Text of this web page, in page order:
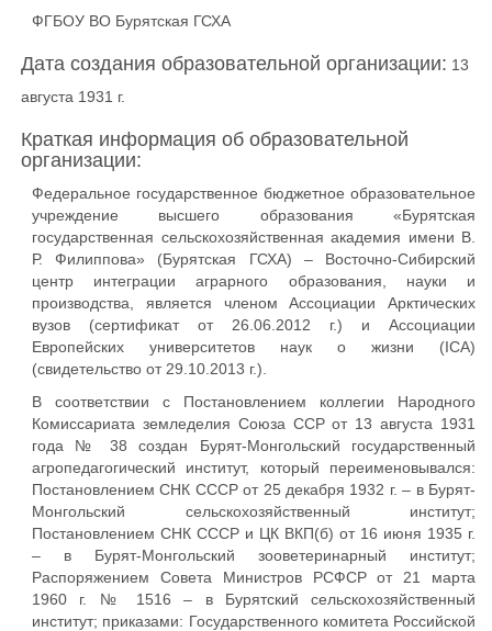
ФГБОУ ВО Бурятская ГСХА
Дата создания образовательной организации: 13
августа 1931 г.
Краткая информация об образовательной
организации:
Федеральное государственное бюджетное образовательное
учреждение высшего образования «Бурятская
государственная сельскохозяйственная академия имени В.
Р. Филиппова» (Бурятская ГСХА) – Восточно-Сибирский
центр интеграции аграрного образования, науки и
производства, является членом Ассоциации Арктических
вузов (сертификат от 26.06.2012 г.) и Ассоциации
Европейских университетов наук о жизни (ICA)
(свидетельство от 29.10.2013 г.).
В соответствии с Постановлением коллегии Народного
Комиссариата земледелия Союза ССР от 13 августа 1931
года № 38 создан Бурят-Монгольский государственный
агропедагогический институт, который переименовывался:
Постановлением СНК СССР от 25 декабря 1932 г. – в Бурят-
Монгольский сельскохозяйственный институт;
Постановлением СНК СССР и ЦК ВКП(б) от 16 июня 1935 г.
– в Бурят-Монгольский зооветеринарный институт;
Распоряжением Совета Министров РСФСР от 21 марта
1960 г. № 1516 – в Бурятский сельскохозяйственный
институт; приказами: Государственного комитета Российской